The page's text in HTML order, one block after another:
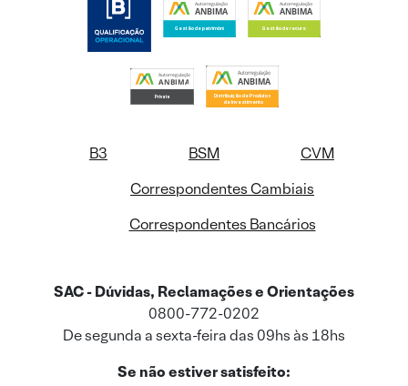
B3 BSM
CVM
Correspondentes Cambiais
Correspondentes Bancários
SAC - Dúvidas, Reclamações e Orientações
0800-772-0202
De segunda a sexta-feira das 09hs às 18hs
Se não estiver satisfeito: